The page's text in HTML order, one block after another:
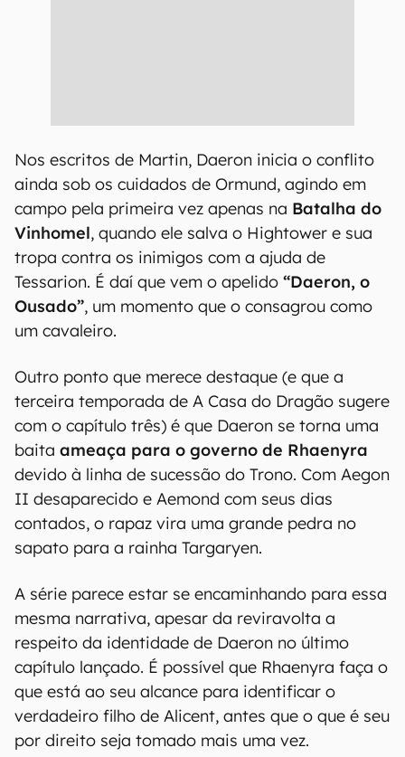
Nos escritos de Martin, Daeron inicia o conflito
ainda sob os cuidados de Ormund, agindo em
campo pela primeira vez apenas na Batalha do
Vinhomel, quando ele salva o Hightower e sua
tropa contra os inimigos com a ajuda de
Tessarion. É daí que vem o apelido “Daeron, o
Ousado”, um momento que o consagrou como
um cavaleiro.
Outro ponto que merece destaque (e que a
terceira temporada de A Casa do Dragão sugere
com o capítulo três) é que Daeron se torna uma
baita ameaça para o governo de Rhaenyra
devido à linha de sucessão do Trono. Com Aegon
II desaparecido e Aemond com seus dias
contados, o rapaz vira uma grande pedra no
sapato para a rainha Targaryen.
A série parece estar se encaminhando para essa
mesma narrativa, apesar da reviravolta a
respeito da identidade de Daeron no último
capítulo lançado. É possível que Rhaenyra faça o
que está ao seu alcance para identificar o
verdadeiro filho de Alicent, antes que o que é seu
por direito seja tomado mais uma vez.